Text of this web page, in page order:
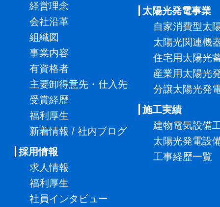
経営理念
会社沿革
組織図
事業内容
有資格者
主要卸得意先・仕入先
受賞経歴
福利厚生
新着情報 / 社内ブログ
採用情報
求人情報
福利厚生
社員インタビュー
太陽光発電事業
自家消費型太
太陽光関連機
住宅用太陽光
産業用太陽光
分譲太陽光発
施工実績
建物電気設備
太陽光発電設
工事経歴一覧